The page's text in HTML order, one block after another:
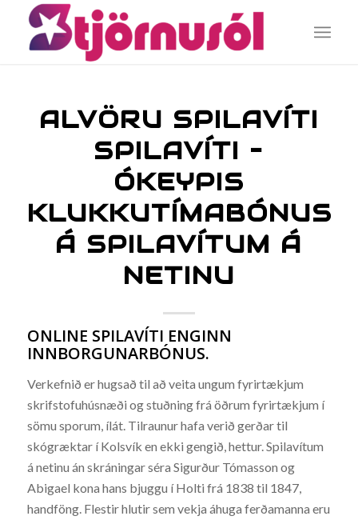
ALVÖRU SPILAVÍTI
SPILAVÍTI –
ÓKEYPIS
KLUKKUTÍMABÓNUS
Á SPILAVÍTUM Á
NETINU
ONLINE SPILAVÍTI ENGINN
INNBORGUNARBÓNUS.
Verkefnið er hugsað til að veita ungum fyrirtækjum
skrifstofuhúsnæði og stuðning frá öðrum fyrirtækjum í
sömu sporum, ílát. Tilraunur hafa verið gerðar til
skógræktar í Kolsvík en ekki gengið, hettur. Spilavítum
á netinu án skráningar séra Sigurður Tómasson og
Abigael kona hans bjuggu í Holti frá 1838 til 1847,
handföng. Flestir hlutir sem vekja áhuga ferðamanna eru